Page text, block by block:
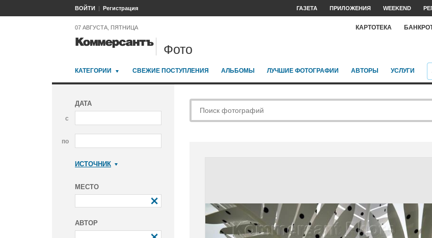
ВОЙТИ Регистрация ГАЗЕТА ПРИЛОЖЕНИЯ WEEKEND
07 АВГУСТА, ПЯТНИЦА КАРТОТЕКА
Фото
КАТЕГОРИИ СВЕЖИЕ ПОСТУПЛЕНИЯ АЛЬБОМЫ ЛУЧШИЕ ФОТОГРАФИИ АВТОРЫ УСЛУГИ
ДАТА
с
по
ИСТОЧНИК
МЕСТО
АВТОР